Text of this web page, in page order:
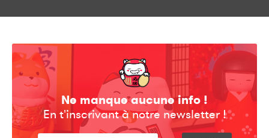
Ne manque aucune info !
En t'inscrivant à notre newsletter !